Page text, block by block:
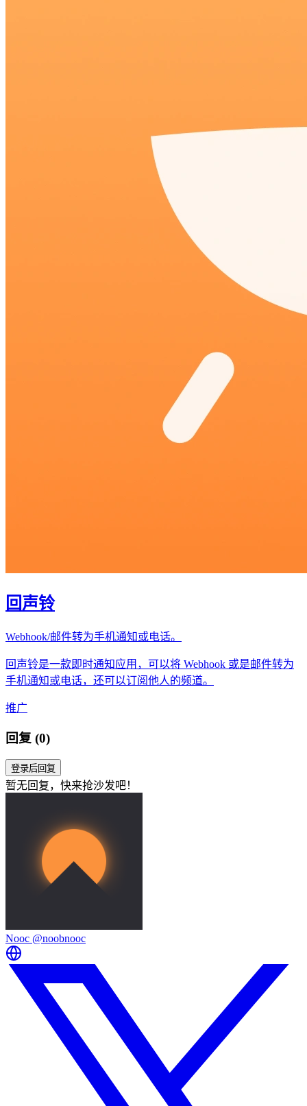
回声铃
Webhook/邮件转为手机通知或电话。
回声铃是一款即时通知应用，可以将 Webhook 或是邮件转为
手机通知或电话，还可以订阅他人的频道。
推广
回复 (0)
登录后回复
暂无回复，快来抢沙发吧！
Nooc @noobnooc